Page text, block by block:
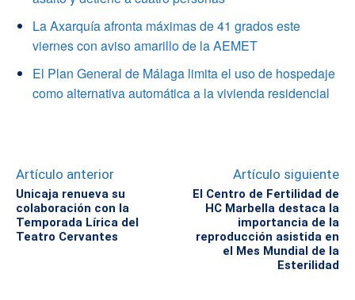
La Axarquía afronta máximas de 41 grados este
viernes con aviso amarillo de la AEMET
El Plan General de Málaga limita el uso de hospedaje
como alternativa automática a la vivienda residencial
Artículo anterior
Unicaja renueva su
colaboración con la
Temporada Lírica del
Teatro Cervantes
Artículo siguiente
El Centro de Fertilidad de
HC Marbella destaca la
importancia de la
reproducción asistida en
el Mes Mundial de la
Esterilidad